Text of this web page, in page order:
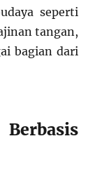
seperti
tangan,
bagian dari